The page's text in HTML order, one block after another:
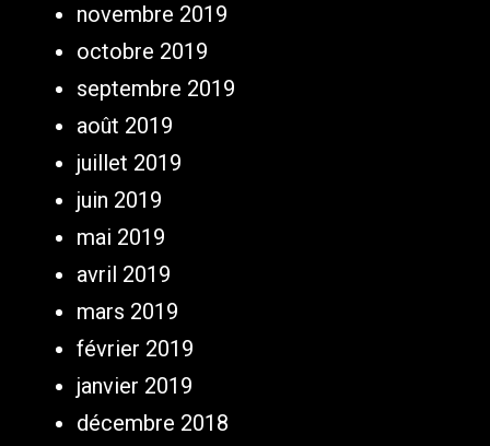
novembre 2019
octobre 2019
septembre 2019
août 2019
juillet 2019
juin 2019
mai 2019
avril 2019
mars 2019
février 2019
janvier 2019
décembre 2018